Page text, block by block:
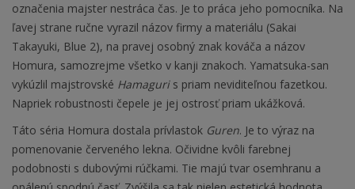
označenia majster nestráca čas. Je to práca jeho pomocníka. Na
ľavej strane ručne vyrazil názov firmy a materiálu (Sakai
Takayuki, Blue 2), na pravej osobný znak kováča a názov
Homura, samozrejme všetko v kanji znakoch. Yamatsuka-san
vykúzlil majstrovské Hamaguris priam neviditeľnou fazetkou.
Napriek robustnosti čepele je jej ostrosť priam ukážková.
Táto séria Homura dostala prívlastok Guren. Je to výraz na
pomenovanie červeného lekna. Očividne kvôli farebnej
podobnosti s dubovými rúčkami. Tie majú tvar osemhranu a